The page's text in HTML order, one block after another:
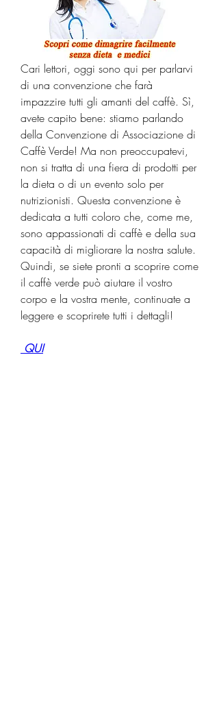
Cari lettori, oggi sono qui per parlarvi
di una convenzione che farà
impazzire tutti gli amanti del caffè. Sì,
avete capito bene: stiamo parlando
della Convenzione di Associazione di
Caffè Verde! Ma non preoccupatevi,
non si tratta di una fiera di prodotti per
la dieta o di un evento solo per
nutrizionisti. Questa convenzione è
dedicata a tutti coloro che, come me,
sono appassionati di caffè e della sua
capacità di migliorare la nostra salute.
Quindi, se siete pronti a scoprire come
il caffè verde può aiutare il vostro
corpo e la vostra mente, continuate a
leggere e scoprirete tutti i dettagli!
QUI